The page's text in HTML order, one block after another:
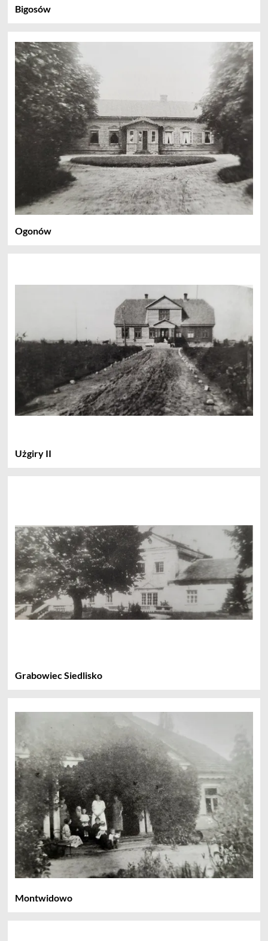
Bigosów
Ogonów
Użgiry II
Grabowiec Siedlisko
Montwidowo